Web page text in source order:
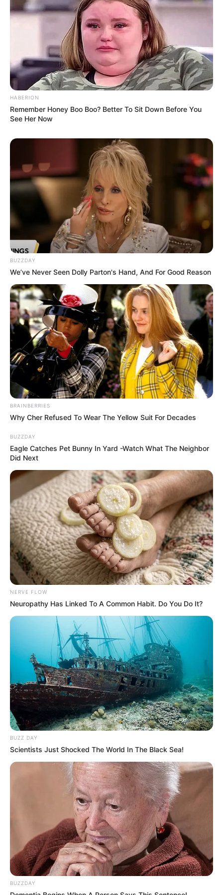
Schloss Wespenstein in Gräfenthal - Im Jahr 1541
erbautes Schloss des Grafen Sebastian von
Pappenheim. Informationen unterwww.schloss-wes
penstein.de.
Saale Radwanderweg - 427 Kilometer langer
Radwanderweg von der Quelle der Saale im
Fichtelgebirge bis zu dessen Mündung in die Elbe
bei Magdeburg. Informationen unter
weg.de.
Wellenbad und Wasserrutschen bietet Badespaß für
Groß und Klein. Informationen unter
www.saalemax
x.de.
Haflingergestüt in Meura - Reiterferien oder einfach
nur Besichtigungen im größten Haflinger Gestüt
Europas. Informationen unterwww.haflinger-in-meur
a.de.
Lichtetalbahn Unterweißbach - Eine Fahrt mit der
Lichtetalbahn zur 2005 fertig gestellten Staumauer
der Trinkwassertalsperre Leibis-Lichte mit Besuch
Modells der Talsperre. Informationen unter
www.licht
etalbahn-unterweissbach.de.
Kartarena Saalfeld - Eine Indoor-Kartbahn mit
hohem technischem Niveau. Informationen unter
ww
w.kartarena-saalfeld.de.
Naturpark Thüringer Schiefergebirge / Obere Saale -
Wanderwege, geführte Wanderungen, Ausflugtipps
und Museen des Naturparks werden vom
Naturparkverein vorgestellt. Informationen unter
w.thueringer-schiefergebirge-obere-saale.de.
DDR-Grenzbahnhof-Museum - Das DDR-
Grenzbahnhof-Museum Probstzella befindet sich auf
halber Strecke zwischen Berlin und München im
alten Bahnhofsgebäude (Baujahr 1885). Der
Bahnhof Probstzella war zwischen 1949 und 1990
eine DDR-Grenzstation. Annähernd zwanzig
Millionen Reisende wurden hier von
Paßkontrolleuren und Zöllnern kontrolliert,
gedemütigt, schikaniert. Die Ausstellung klärt auf
über die in der DDR verweigerte Ausreisefreiheit.
Über das schikanöse Kontrollregime an der Grenze.
Über das Wesen der DDR-Westgrenze als Mauer
eines Gefängnisstaates. Sie erzählt von
gescheiterten und geglückten Fluchtversuchen über
den Grenzbahnhof Probstzella. Sie veranschaulicht
die Bahnhofsgeschichte von 1945 bis 1990. In
unmittelbarer Nähe des Museums befinden sich
weitere Ausstellungen zur DDR-Westgrenze: Im
Grenzturm Hopfsberg die Ausstellung ”Täter, Opfer,
Mitläufer“ und die Ausstellung ”Lebenslinie
Todesstreifen“ im Bauhaus-Hotel ”Haus des Volkes“
Probstzella (schräg gegenüber des Bahnhofs).
Anfahrt: über die Bundesstraße 85 oder mit der
Bahn über Saalfeld (Thüringen) bzw. Kronach
(Bayern) Informationen unterwww.grenzbahnhof-mu
seum.de
Uhlstädt wird Wissenswertes zur Langholzflößerei
auf der Thüringischen Saale vermittelt. Sehr großen
Zuspruch erhält immer wieder das erlebenswerte
Flößerfest, welches alle 2 Jahre zu Pfingsten
durchgeführt wird (in den ungeraden Jahren).
Informationen unterwww.floesserverein-uhlstaedt.co
m. Eingetragen von UKN.
Oberweißbacher Berg- und Schwarzatalbahn - Die
Schwarzatalbahn, von Rottenbach nach Katzhütte,
25 km lang, im Jahr 1900 in Betrieb genommen,
HABERION
Remember Honey Boo Boo? Better To Sit Down Before You
See Her Now
BUZZDAY
We’ve Never Seen Dolly Parton's Hand, And For Good Reason
BRAINBERRIES
Why Cher Refused To Wear The Yellow Suit For Decades
BUZZDAY
Eagle Catches Pet Bunny In Yard -Watch What The Neighbor
Did Next
NERVE FLOW
Neuropathy Has Linked To A Common Habit. Do You Do It?
BUZZ DAY
Scientists Just Shocked The World In The Black Sea!
BUZZDAY